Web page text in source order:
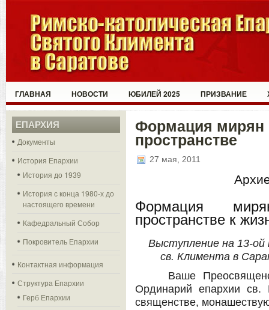
ГЛАВНАЯ НОВОСТИ ЮБИЛЕЙ 2025 ПРИЗВАНИЕ
ЕПАРХИЯ
Документы
История Епархии
История до 1939
История с конца 1980-х до
настоящего времени
Кафедральный Собор
Покровитель Епархии
Контактная информация
Структура Епархии
Герб Епархии
Формация мирян
пространстве
27 мая, 2011
Формация
пространстве к
Выступление на 13-ой
св. Климента в
Ваше
Ординарий епархии св.
священстве,